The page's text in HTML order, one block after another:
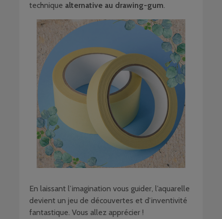
technique alternative au drawing-gum.
En laissant l’imagination vous guider, l’aquarelle
devient un jeu de découvertes et d’inventivité
fantastique. Vous allez apprécier !